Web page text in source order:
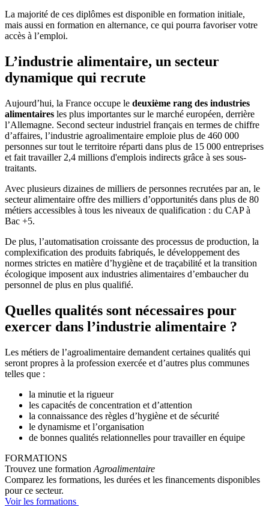
La majorité de ces diplômes est disponible en formation initiale,
mais aussi en formation en alternance, ce qui pourra favoriser votre
accès à l’emploi.
L’industrie alimentaire, un secteur
dynamique qui recrute
Aujourd’hui, la France occupe le deuxième rang des industries
alimentaires les plus importantes sur le marché européen, derrière
l’Allemagne. Second secteur industriel français en termes de chiffre
d’affaires, l’industrie agroalimentaire emploie plus de 460 000
personnes sur tout le territoire réparti dans plus de 15 000 entreprises
et fait travailler 2,4 millions d'emplois indirects grâce à ses sous-
traitants.
Avec plusieurs dizaines de milliers de personnes recrutées par an, le
secteur alimentaire offre des milliers d’opportunités dans plus de 80
métiers accessibles à tous les niveaux de qualification : du CAP à
Bac +5.
De plus, l’automatisation croissante des processus de production, la
complexification des produits fabriqués, le développement des
normes strictes en matière d’hygiène et de traçabilité et la transition
écologique imposent aux industries alimentaires d’embaucher du
personnel de plus en plus qualifié.
Quelles qualités sont nécessaires pour
exercer dans l’industrie alimentaire ?
Les métiers de l’agroalimentaire demandent certaines qualités qui
seront propres à la profession exercée et d’autres plus communes
telles que :
la minutie et la rigueur
les capacités de concentration et d’attention
la connaissance des règles d’hygiène et de sécurité
le dynamisme et l’organisation
de bonnes qualités relationnelles pour travailler en équipe
FORMATIONS
Trouvez une formation Agroalimentaire
Comparez les formations, les durées et les financements disponibles
pour ce secteur.
Voir les formations